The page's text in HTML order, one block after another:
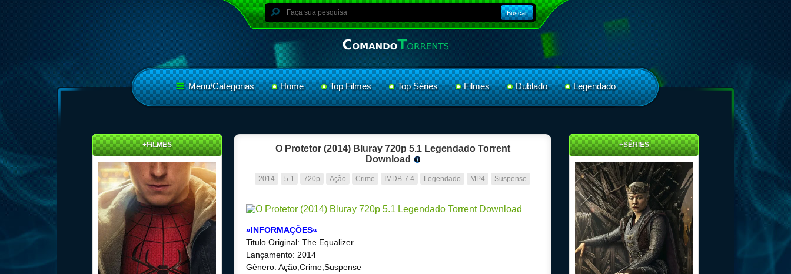
Buscar
Menu/Categorias Home Top Filmes Top Séries Filmes Dublado Legendado
O Protetor (2014) Bluray 720p 5.1 Legendado Torrent
Download
2014 5.1 720p Ação Crime IMDB-7.4 Legendado MP4 Suspense
»INFORMAÇÕES«
Titulo Original: The Equalizer
Lançamento: 2014
Gênero: Ação,Crime,Suspense
+FILMES +SÉRIES